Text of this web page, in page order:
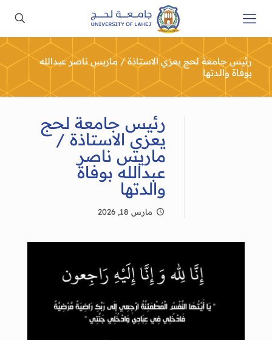
رئيس جامعة لحج يعزي الاستاذة / ماريس ناصر عبدالله
بوفاة والدتها
رئيس جامعة لحج
يعزي الاستاذة /
ماريس ناصر
عبدالله بوفاة
والدتها
مارس 18, 2026